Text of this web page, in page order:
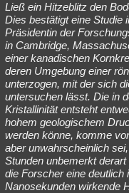
Ließ ein Hitzeblitz den
Dies bestätigt eine Studie
Präsidentin der
in Cambridge,
einer kanadischen
deren Umgebung einer
unterzogen, mit der sich
untersuchen lässt. Die in
Kristallinität entsteht
hohem geologischem
werden könne, komme
aber unwahrscheinlich
Stunden unbemerkt
die Forscher eine deutlich
Nanosekunden wirkende